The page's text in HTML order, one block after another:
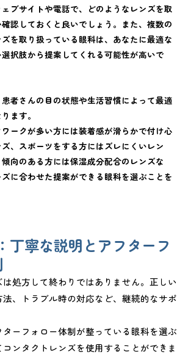
ブサイトや電話で、どのようなレンズを取
認しておくと良いでしょう。また、複数の
を取り扱っている眼科は、あなたに最適な
択肢から提案してくれる可能性が高いで
者さんの目の状態や生活習慣によって最適
ます。
ークが多い方には装着感が滑らかで付け心
、スポーツをする方にはズレにくいレン
向のある方には保湿成分配合のレンズな
に合わせた提案ができる眼科を選ぶことを
丁寧な説明とアフターフ
処方して終わりではありません。正しい
、トラブル時の対応など、継続的なサポ
ーフォロー体制が整っている眼科を選ぶ
ンタクトレンズを使用することができま